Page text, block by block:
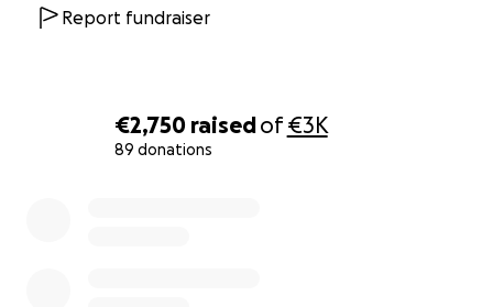
€2,750 raisedof€3K
89 donations
Report fundraiser